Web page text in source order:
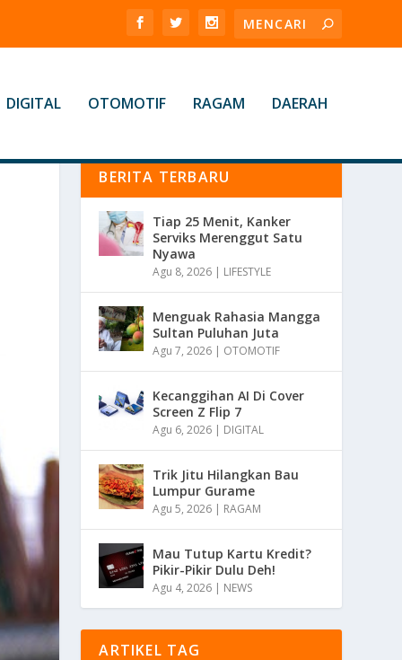
DIGITAL OTOMOTIF RAGAM DAERAH
BERITA TERBARU
Tiap 25 Menit, Kanker
Serviks Merenggut Satu
Nyawa
Agu 8, 2026 | LIFESTYLE
Menguak Rahasia Mangga
Sultan Puluhan Juta
Agu 7, 2026 | OTOMOTIF
Kecanggihan AI Di Cover
Screen Z Flip 7
Agu 6, 2026 | DIGITAL
Trik Jitu Hilangkan Bau
Lumpur Gurame
Agu 5, 2026 | RAGAM
Mau Tutup Kartu Kredit?
Pikir-Pikir Dulu Deh!
Agu 4, 2026 | NEWS
ARTIKEL TAG